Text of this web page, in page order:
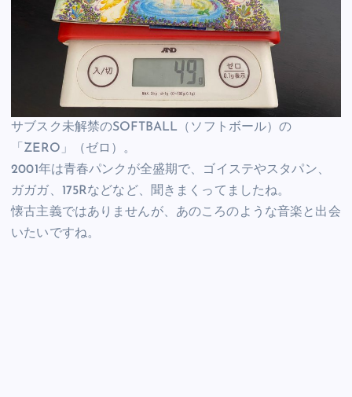
サブスク未解禁のSOFTBALL（ソフトボール）の
「ZERO」（ゼロ）。
2001年は青春パンクが全盛期で、ゴイステやスタパン、
ガガガ、175Rなどなど、聞きまくってましたね。
懐古主義ではありませんが、あのころのような音楽と出会
いたいですね。